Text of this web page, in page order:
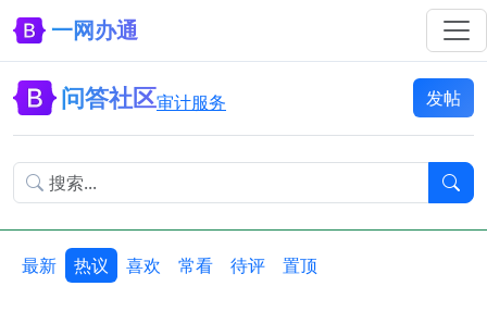
一网办通
问答社区审计服务 发帖
最新 热议 喜欢 常看 待评 置顶